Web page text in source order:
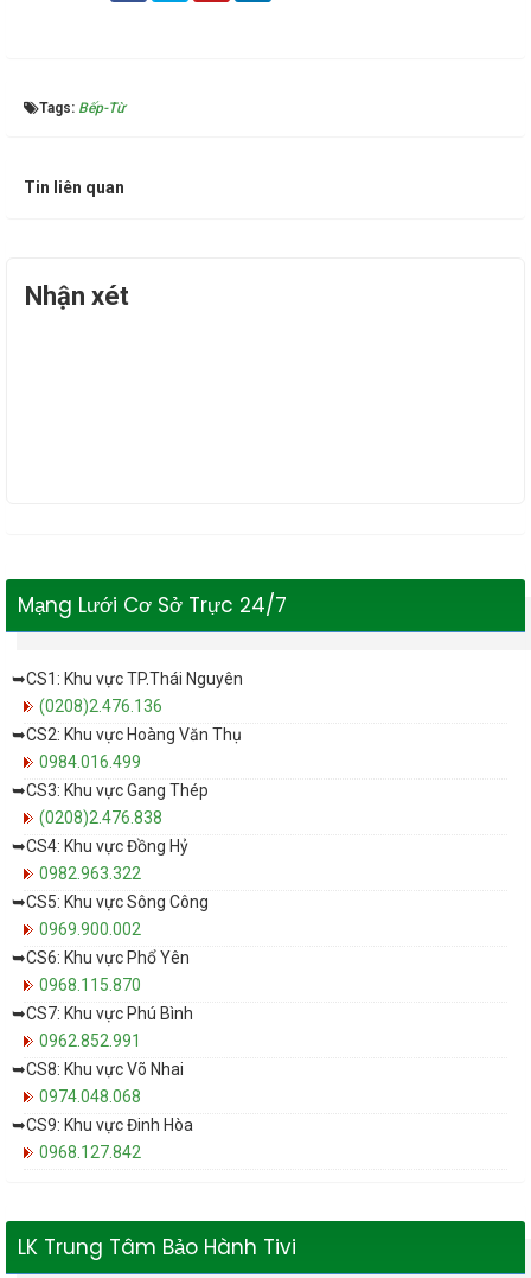
Tags: Bếp-Từ
Tin liên quan
Nhận xét
Mạng Lưới Cơ Sở Trực 24/7
➥CS1: Khu vực TP.Thái Nguyên
(0208)2.476.136
➥CS2: Khu vực Hoàng Văn Thụ
0984.016.499
➥CS3: Khu vực Gang Thép
(0208)2.476.838
➥CS4: Khu vực Đồng Hỷ
0982.963.322
➥CS5: Khu vực Sông Công
0969.900.002
➥CS6: Khu vực Phổ Yên
0968.115.870
➥CS7: Khu vực Phú Bình
0962.852.991
➥CS8: Khu vực Võ Nhai
0974.048.068
➥CS9: Khu vực Đinh Hòa
0968.127.842
LK Trung Tâm Bảo Hành Tivi